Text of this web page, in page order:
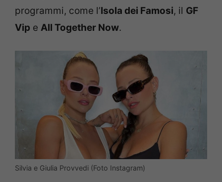
programmi, come l’Isola dei Famosi, il GF
Vip e All Together Now.
Silvia e Giulia Provvedi (Foto Instagram)